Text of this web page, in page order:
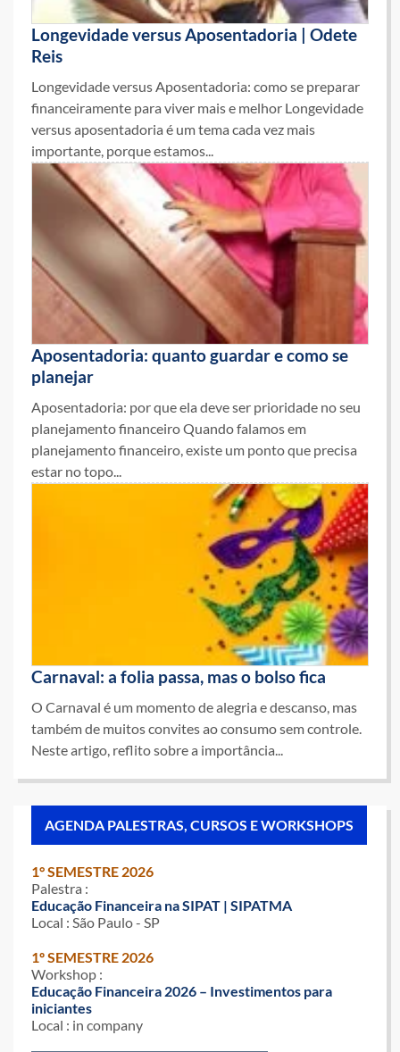
Longevidade versus Aposentadoria | Odete
Reis
Longevidade versus Aposentadoria: como se preparar
financeiramente para viver mais e melhor Longevidade
versus aposentadoria é um tema cada vez mais
importante, porque estamos...
Aposentadoria: quanto guardar e como se
planejar
Aposentadoria: por que ela deve ser prioridade no seu
planejamento financeiro Quando falamos em
planejamento financeiro, existe um ponto que precisa
estar no topo...
Carnaval: a folia passa, mas o bolso fica
O Carnaval é um momento de alegria e descanso, mas
também de muitos convites ao consumo sem controle.
Neste artigo, reflito sobre a importância...
AGENDA PALESTRAS, CURSOS E WORKSHOPS
1° SEMESTRE 2026
Palestra :
Educação Financeira na SIPAT | SIPATMA
Local : São Paulo - SP
1º SEMESTRE 2026
Workshop :
Educação Financeira 2026 – Investimentos para
iniciantes
Local : in company